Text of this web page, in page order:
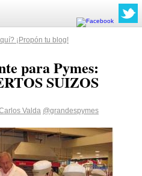
¡Propón tu blog!
para Pymes:
SUIZOS
Valda @grandespymes